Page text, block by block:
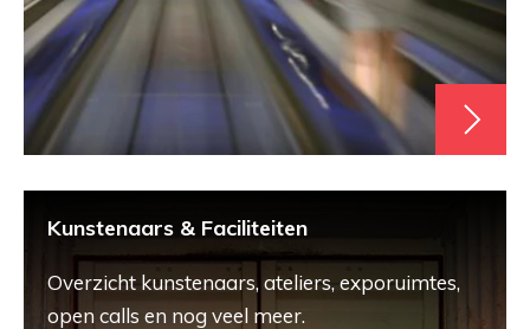
Kunstenaars & Faciliteiten
Overzicht kunstenaars, ateliers, exporuimtes,
open calls en nog veel meer.